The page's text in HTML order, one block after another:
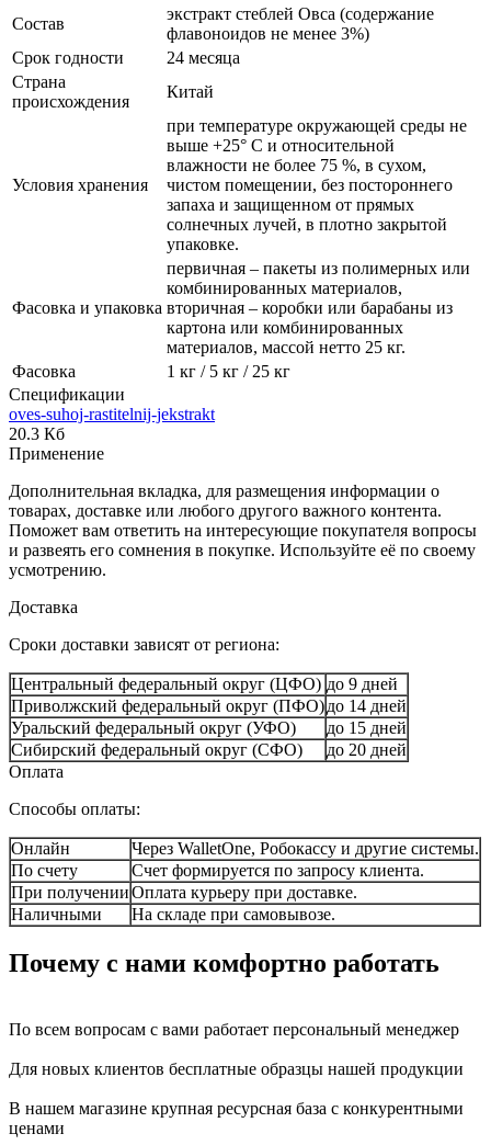
Состав
экстракт стеблей Овса (содержание
флавоноидов не менее 3%)
Срок годности
24 месяца
Страна
происхождения
Китай
Условия хранения
при температуре окружающей среды не
выше +25° С и относительной
влажности не более 75 %, в сухом,
чистом помещении, без постороннего
запаха и защищенном от прямых
солнечных лучей, в плотно закрытой
упаковке.
Фасовка и упаковка
первичная – пакеты из полимерных или
комбинированных материалов,
вторичная – коробки или барабаны из
картона или комбинированных
материалов, массой нетто 25 кг.
Фасовка
1 кг / 5 кг / 25 кг
Спецификации
oves-suhoj-rastitelnij-jekstrakt
20.3 Кб
Применение
Дополнительная вкладка, для размещения информации о
товарах, доставке или любого другого важного контента.
Поможет вам ответить на интересующие покупателя вопросы
и развеять его сомнения в покупке. Используйте её по своему
усмотрению.
Доставка
Сроки доставки зависят от региона:
Центральный федеральный округ (ЦФО) до 9 дней
Приволжский федеральный округ (ПФО)до 14 дней
Уральский федеральный округ (УФО)
до 15 дней
Сибирский федеральный округ (СФО)
до 20 дней
Оплата
Способы оплаты:
Онлайн
Через WalletOne, Робокассу и другие системы.
По счету
Счет формируется по запросу клиента.
При полученииОплата курьеру при доставке.
Наличными
На складе при самовывозе.
Почему с нами комфортно работать
По всем вопросам с вами работает персональный менеджер
Для новых клиентов бесплатные образцы нашей продукции
В нашем магазине крупная ресурсная база с конкурентными
ценами